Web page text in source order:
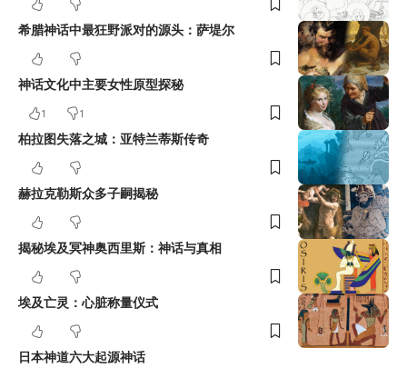
希腊神话中最狂野派对的源头：萨堤尔
神话文化中主要女性原型探秘
1 1
柏拉图失落之城：亚特兰蒂斯传奇
赫拉克勒斯众多子嗣揭秘
揭秘埃及冥神奥西里斯：神话与真相
埃及亡灵：心脏称量仪式
日本神道六大起源神话